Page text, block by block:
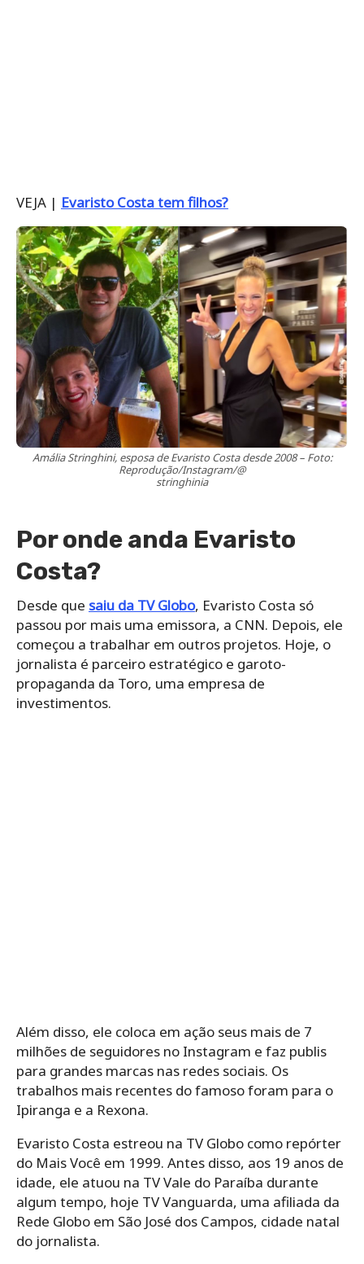
VEJA | Evaristo Costa tem filhos?
Amália Stringhini, esposa de Evaristo Costa desde 2008 – Foto:
Reprodução/Instagram/@
stringhinia
Por onde anda Evaristo
Costa?
Desde que saiu da TV Globo, Evaristo Costa só
passou por mais uma emissora, a CNN. Depois, ele
começou a trabalhar em outros projetos. Hoje, o
jornalista é parceiro estratégico e garoto-
propaganda da Toro, uma empresa de
investimentos.
Além disso, ele coloca em ação seus mais de 7
milhões de seguidores no Instagram e faz publis
para grandes marcas nas redes sociais. Os
trabalhos mais recentes do famoso foram para o
Ipiranga e a Rexona.
Evaristo Costa estreou na TV Globo como repórter
do Mais Você em 1999. Antes disso, aos 19 anos de
idade, ele atuou na TV Vale do Paraíba durante
algum tempo, hoje TV Vanguarda, uma afiliada da
Rede Globo em São José dos Campos, cidade natal
do jornalista.